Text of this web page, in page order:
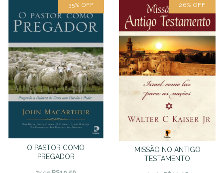
35% OFF
O PASTOR COMO
PREGADOR
26% OFF
MISSÃO NO ANTIGO
TESTAMENTO